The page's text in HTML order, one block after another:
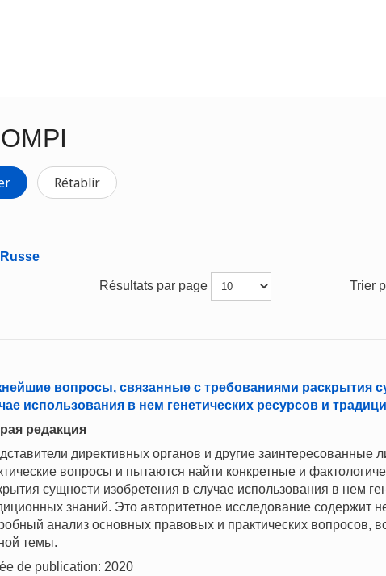
Rétablir
Russe
Résultats par page Trier
вопросы, связанные с требованиями раскрытия
использования в нем генетических ресурсов и
редакция
директивных органов и другие заинтересованные
вопросы и пытаются найти конкретные и
сущности изобретения в случае использования в нем
знаний. Это авторитетное исследование содержит
анализ основных правовых и практических вопросов,
темы.
de publication: 2020